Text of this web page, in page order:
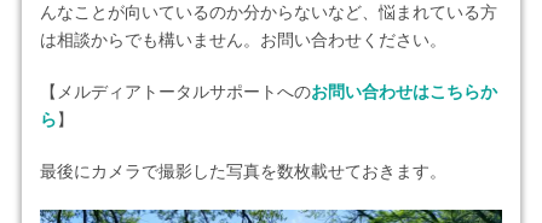
んなことが向いているのか分からないなど、悩まれている方
は相談からでも構いません。お問い合わせください。
【メルディアトータルサポートへのお問い合わせはこちらか
ら】
最後にカメラで撮影した写真を数枚載せておきます。